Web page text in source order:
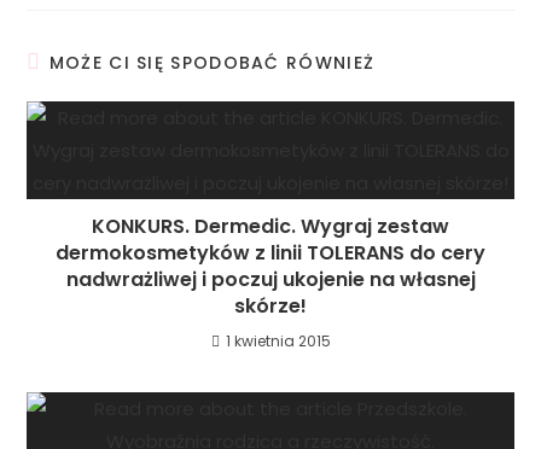
MOŻE CI SIĘ SPODOBAĆ RÓWNIEŻ
KONKURS. Dermedic. Wygraj zestaw
dermokosmetyków z linii TOLERANS do cery
nadwrażliwej i poczuj ukojenie na własnej
skórze!
1 kwietnia 2015